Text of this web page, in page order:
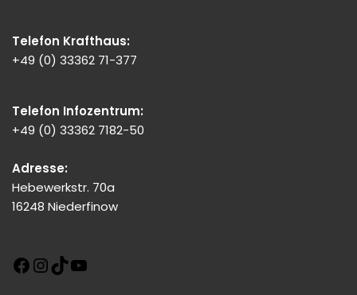
Telefon Krafthaus:
+49 (0) 33362 71-377
Telefon Infozentrum:
+49 (0) 33362 7182-50
Adresse:
Hebewerkstr. 70a
16248 Niederfinow